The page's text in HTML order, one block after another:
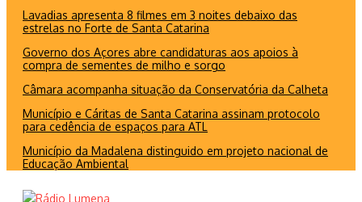
Lavadias apresenta 8 filmes em 3 noites debaixo das
estrelas no Forte de Santa Catarina
Governo dos Açores abre candidaturas aos apoios à
compra de sementes de milho e sorgo
Câmara acompanha situação da Conservatória da Calheta
Município e Cáritas de Santa Catarina assinam protocolo
para cedência de espaços para ATL
Município da Madalena distinguido em projeto nacional de
Educação Ambiental